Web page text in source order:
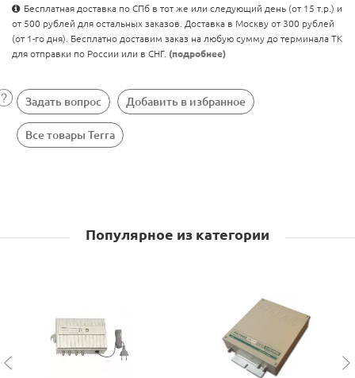
Бесплатная доставка по СПб в тот же или следующий день (от 15 т.р.) и
от 500 рублей для остальных заказов. Доставка в Москву от 300 рублей
(от 1-го дня). Бесплатно доставим заказ на любую сумму до терминала ТК
для отправки по России или в СНГ. (подробнее)
Задать вопрос Добавить в избранное
Все товары Terra
Популярное из категории